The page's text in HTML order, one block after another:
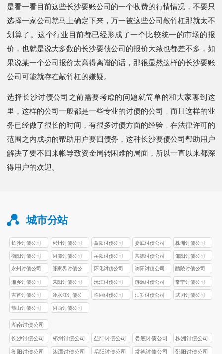
是看一看目前这些长沙要账公司的一个收费的行情情况，不要只
选择一家公司就马上确定下来，万一被这些公司敲竹杠那就太不
划算了。这个行业目前都已经形成了一个比较统一的市场的报
价，也就是说大多数的长沙要债公司的报价大致也都差不多，如
果说某一个公司报价太高得离谱的话，那很显然这样的长沙要账
公司可能就存在敲竹杠的嫌疑。
选择长沙讨债公司之前需要考虑的问题就简单的和大家聊到这
里，这样的公司一般都是一些专业的讨债的公司，而且这样的业
务已经做了很长的时间，有很多讨债方面的经验，在法律许可的
范围之内成功的帮助用户要回债务，这种长沙要债公司帮助用户
解决了要不回来帐导致资金周转困难的局面，所以一直以来都深
得用户的欢迎。
城市分站
长沙讨债公司 郴州讨债公司 益阳讨债公司 娄底讨债公司 株洲讨债公司
衡阳讨债公司 湘潭讨债公司 岳阳讨债公司 常德讨债公司 邵阳讨债公司
永州讨债公司
张家界讨债公
司
怀化讨债公司 浏阳讨债公司 醴陵讨债公司
湘乡讨债公司 耒阳讨债公司 沅江讨债公司 涟源讨债公司 常宁讨债公司
吉首讨债公司
冷水江讨债公
司
临湘讨债公司 汨罗讨债公司 武冈讨债公司
韶山讨债公司 湘西讨债公司
湖南讨债公司
长沙讨债公司 郴州讨债公司 益阳讨债公司 娄底讨债公司 株洲讨债公司
衡阳讨债公司 湘潭讨债公司 岳阳讨债公司 常德讨债公司 邵阳讨债公司